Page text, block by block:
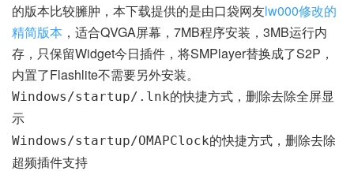
的版本比较臃肿，本下载提供的是由口袋网友lw000修改的
精简版本 ，适合QVGA屏幕，7MB程序安装，3MB运行内
存，只保留Widget今日插件，将SMPlayer替换成了S2P，
内置了Flashlite不需要另外安装。
Windows/startup/.lnk的快捷方式，删除去除全屏显
示
Windows/startup/OMAPClock的快捷方式，删除去除
超频插件支持